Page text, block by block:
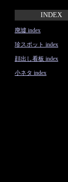
INDEX
廃墟 index
珍スポット index
顔出し看板 index
小ネタ index